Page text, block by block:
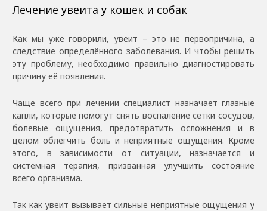
Лечение увеита у кошек и собак
Как мы уже говорили, увеит – это не первопричина, а
следствие определённого заболевания. И чтобы решить
эту проблему, необходимо правильно диагностировать
причину её появления.
Чаще всего при лечении специалист назначает глазные
капли, которые помогут снять воспаление сетки сосудов,
болевые ощущения, предотвратить осложнения и в
целом облегчить боль и неприятные ощущения. Кроме
этого, в зависимости от ситуации, назначается и
системная терапия, призванная улучшить состояние
всего организма.
Так как увеит вызывает сильные неприятные ощущения у